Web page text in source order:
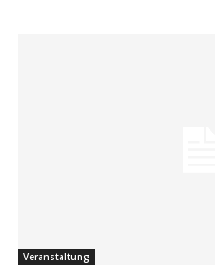
Veranstaltung